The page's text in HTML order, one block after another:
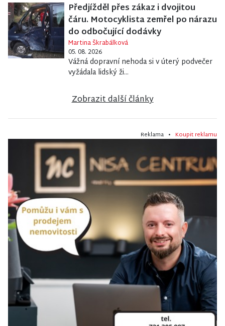
Předjížděl přes zákaz i dvojitou
čáru. Motocyklista zemřel po nárazu
do odbočující dodávky
Martina Škrabálková
05. 08. 2026
Vážná dopravní nehoda si v úterý podvečer
vyžádala lidský ži...
Zobrazit další články
Reklama • Koupit reklamu